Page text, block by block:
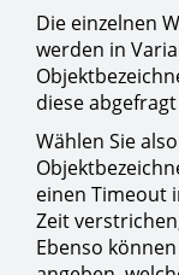
Die einzelnen
werden in
diese
Wählen Sie
einen Timeout
Zeit
Ebenso